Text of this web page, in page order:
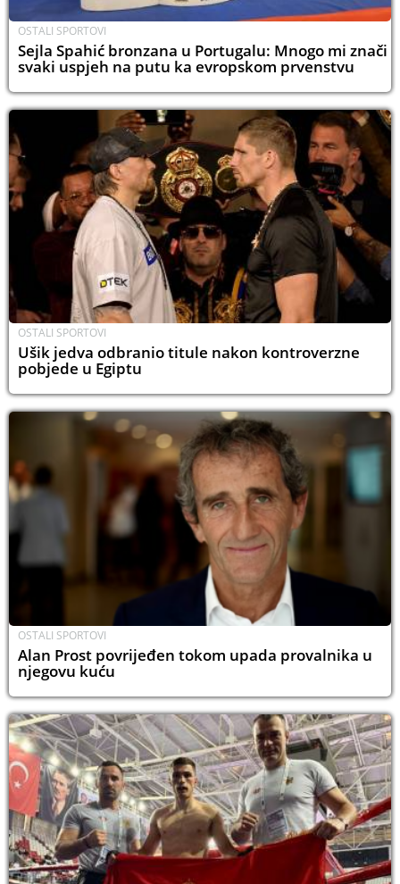
OSTALI SPORTOVI
Sejla Spahić bronzana u Portugalu: Mnogo mi znači
svaki uspjeh na putu ka evropskom prvenstvu
OSTALI SPORTOVI
Ušik jedva odbranio titule nakon kontroverzne
pobjede u Egiptu
OSTALI SPORTOVI
Alan Prost povrijeđen tokom upada provalnika u
njegovu kuću